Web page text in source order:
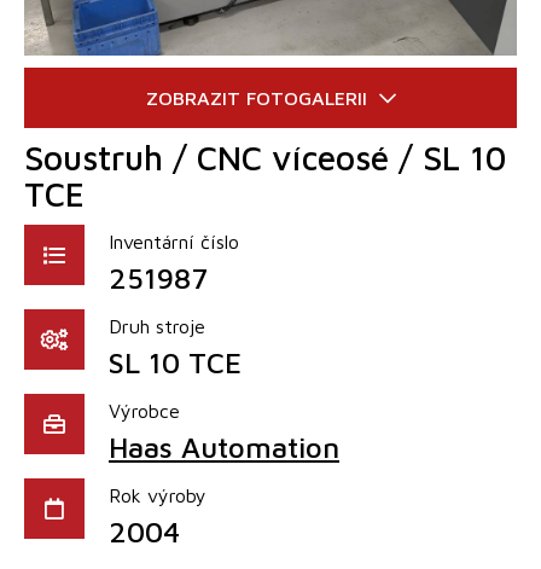
Soustruh / CNC víceosé / SL 10
TCE
Inventární číslo
251987
Druh stroje
SL 10 TCE
Výrobce
Haas Automation
Rok výroby
2004